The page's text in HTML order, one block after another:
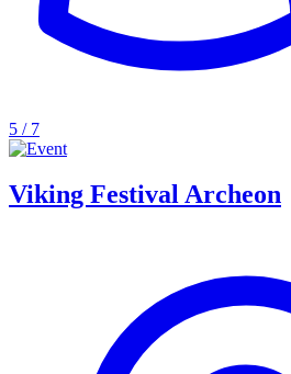
5 / 7
Viking Festival Archeon